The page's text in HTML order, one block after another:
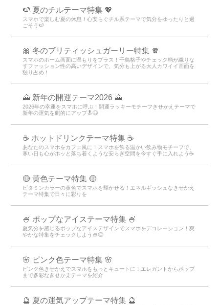
🍉 夏のチルテーマ特集 💖
スマホで楽しむ夏の休息！心安らぐチル系テーマで気分をゆったりと過
ごそう🍉
🎀 冬のブリティッシュガーリー特集 🧣
スマホのホーム画面に温もりをプラス！千鳥格子やチェック柄が織りな
すファッション性の高いデザインで、気分も上がる大人カワイイ画面を
独り占め！
🗻 新年の開運テーマ2026 🗻
2026年の幸運をスマホに呼ぶ！開運ラッキーモチーフきせかえテーマで
新年の運気を劇的にアップ🔝😆
☕️ ホットドリンクテーマ特集 ☕️
あなたのスマホをカフェ風に！スマホを飾る温かい飲み物モチーフで、
寒い日も心がホッと落ち着くような安らぎ空間を今すぐ手に入れよう☕️
🟡 黄色テーマ特集 🟡
ビタミンカラーの黄色でスマホを輝かせる！エネルギッシュなきせかえ
テーマ特集で日々に彩りを
🍧 ポップなアイステーマ特集 🍧
夏気分を感じるポップなアイスデザインでスマホをデコレーション！爽
やかな特集をチェックしよう🍧😋
🌸 ピンク色テーマ特集 🌸
ピンク色きせかえでスマホをもっとキュートに！エレガントからポップ
まで多彩なきせかえテーマを紹介
🔮 夏の運気アップテーマ特集 🔮